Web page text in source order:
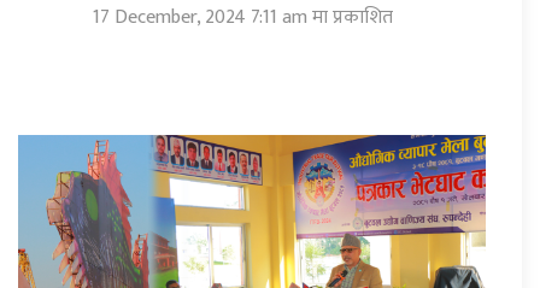
17 December, 2024 7:11 am मा प्रकाशित